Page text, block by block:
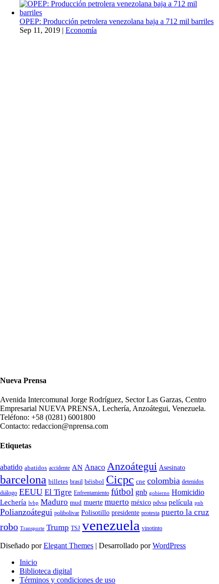
OPEP: Producción petrolera venezolana baja a 712 mil barriles
Sep 11, 2019 | Economía
Nueva Prensa
Avenida Intercomunal Jorge Rodríguez, Sector Las Garzas, Centro
Empresarial NUEVA PRENSA, Lechería, Anzoátegui, Venezuela.
Teléfono: +58 (0281) 6001800
Contacto: redaccion@nprensa.com
Etiquetas
abatido abatidos accidente AN Anaco Anzoátegui Asesinato
barcelona billetes brasil béisbol Cicpc cne colombia detenidos
diálogo EEUU El Tigre Enfrentamiento fútbol gnb gobierno Homicidio
Lechería lvbp Maduro mud muerte muerto méxico pdvsa película pnb
Polianzoátegui polibolivar Polisotillo presidente protesta puerto la cruz
robo Transporte Trump TSJ venezuela vinotinto
Diseñado porElegant Themes | Desarrollado porWordPress
Inicio
Biblioteca digital
Términos y condiciones de uso